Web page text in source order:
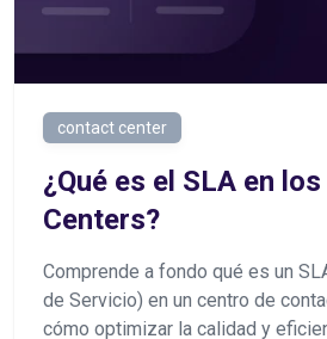
contact center
¿Qué es el SLA en los
Centers?
Comprende a fondo qué es un
de Servicio) en un centro de
cómo optimizar la calidad y